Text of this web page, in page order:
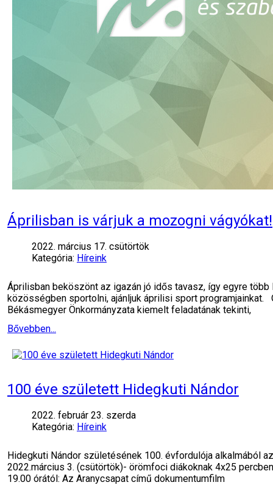
Áprilisban is várjuk a mozogni vágyókat!
2022. március 17. csütörtök
Kategória: Híreink
Áprilisban beköszönt az igazán jó idős tavasz, így egyre
közösségben sportolni, ajánljuk áprilisi sport programjainkat.
Békásmegyer Önkormányzata kiemelt feladatának tekinti,
Bővebben...
100 éve született Hidegkuti Nándor
2022. február 23. szerda
Kategória: Híreink
Hidegkuti Nándor születésének 100. évfordulója alkalmából
2022.március 3. (csütörtök)- örömfoci diákoknak 4x25
19.00 órától: Az Aranycsapat című dokumentumfilm